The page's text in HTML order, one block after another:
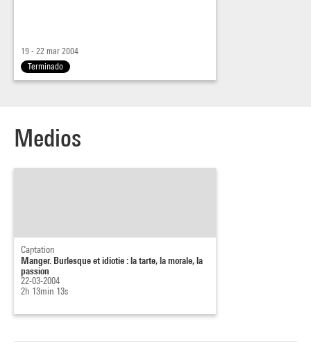
19 - 22 mar 2004
Terminado
Medios
Captation
Manger. Burlesque et idiotie : la tarte, la morale, la
passion
22-03-2004
2h 13min 13s